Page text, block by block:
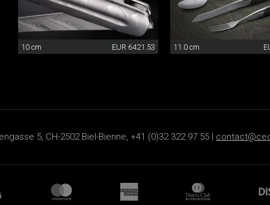
10 cm EUR 6421.53 11.0 cm
5, CH-2502 Biel-Bienne, +41 (0)32 322 97 55 |